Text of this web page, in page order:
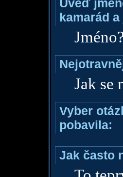
Uveď
kamarád
Jak se
Vyber
pobavila:
Jak často